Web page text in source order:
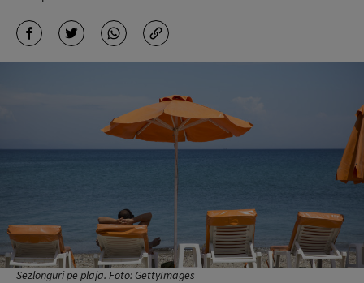
Sezlonguri pe plaja. Foto: GettyImages